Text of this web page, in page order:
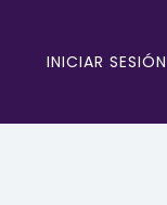
INICIAR SESIÓN